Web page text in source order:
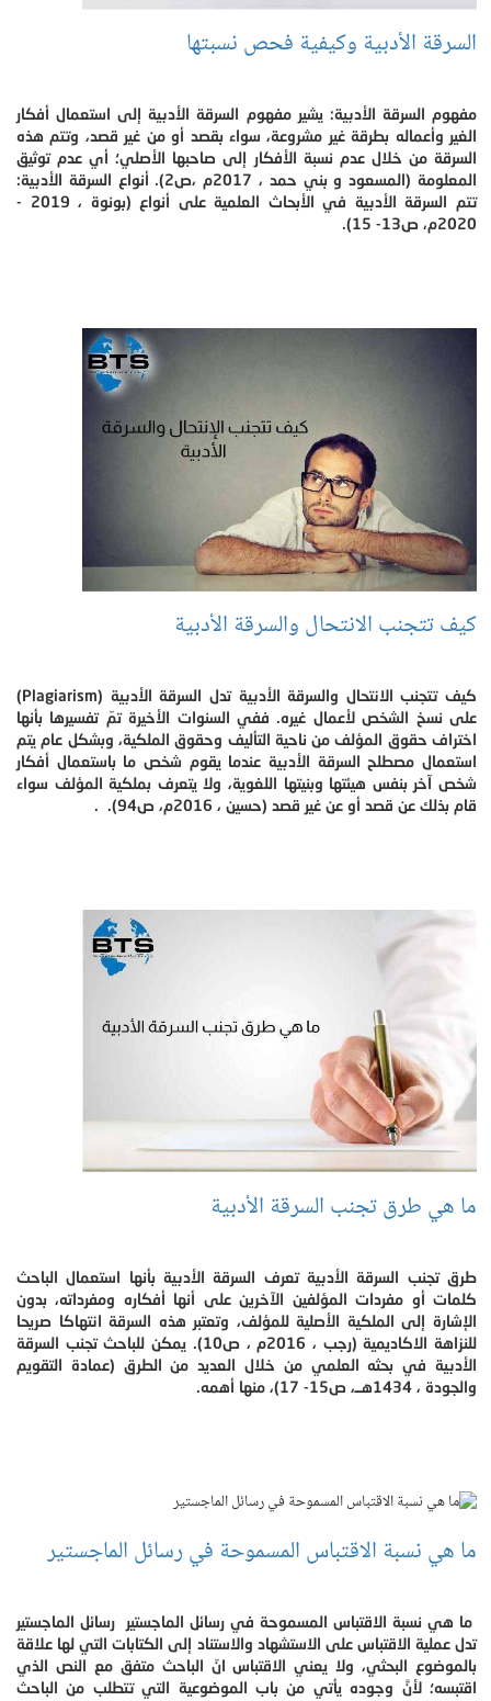
السرقة الأدبية وكيفية فحص نسبتها
مفهوم السرقة الأدبية: يشير مفهوم السرقة الأدبية إلى استعمال أفكار
الغير وأعماله بطرقة غير مشروعة، سواء بقصد أو من غير قصد، وتتم هذه
السرقة من خلال عدم نسبة الأفكار إلى صاحبها الأصلي؛ أي عدم توثيق
المعلومة (المسعود و بني حمد ، 2017م ،ص2). أنواع السرقة الأدبية:
تتم السرقة الأدبية في الأبحاث العلمية على أنواع (بونوة ، 2019 -
2020م، ص13- 15).
كيف تتجنب الانتحال والسرقة الأدبية
كيف تتجنب الانتحال والسرقة الأدبية تدل السرقة الأدبية (Plagiarism)
على نسخ الشخص لأعمال غيره. ففي السنوات الأخيرة تمّ تفسيرها بأنها
اختراف حقوق المؤلف من ناحية التأليف وحقوق الملكية، وبشكل عام يتم
استعمال مصطلح السرقة الأدبية عندما يقوم شخص ما باستعمال أفكار
شخص آخر بنفس هيئتها وبنيتها اللغوية، ولا يتعرف بملكية المؤلف سواء
قام بذلك عن قصد أو عن غير قصد (حسين ، 2016م، ص94). .
ما هي طرق تجنب السرقة الأدبية
طرق تجنب السرقة الأدبية تعرف السرقة الأدبية بأنها استعمال الباحث
كلمات أو مفردات المؤلفين الآخرين على أنها أفكاره ومفرداته، بدون
الإشارة إلى الملكية الأصلية للمؤلف، وتعتبر هذه السرقة انتهاكا صريحا
للنزاهة الاكاديمية (رجب ، 2016م ، ص10). يمكن للباحث تجنب السرقة
الأدبية في بحثه العلمي من خلال العديد من الطرق (عمادة التقويم
والجودة ، 1434هــ، ص15- 17)، منها أهمه.
ما هي نسبة الاقتباس المسموحة في رسائل الماجستير
ما هي نسبة الاقتباس المسموحة في رسائل الماجستير رسائل الماجستير
تدل عملية الاقتباس على الاستشهاد والاستناد إلى الكتابات التي لها علاقة
بالموضوع البحثي، ولا يعني الاقتباس انّ الباحث متفق مع النص الذي
اقتبسه؛ لأنَّ وجوده يأتي من باب الموضوعية التي تتطلب من الباحث